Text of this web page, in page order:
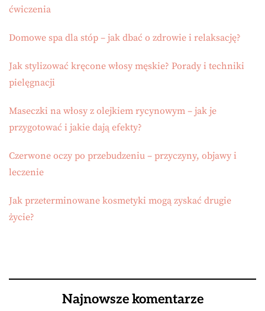
ćwiczenia
Domowe spa dla stóp – jak dbać o zdrowie i relaksację?
Jak stylizować kręcone włosy męskie? Porady i techniki
pielęgnacji
Maseczki na włosy z olejkiem rycynowym – jak je
przygotować i jakie dają efekty?
Czerwone oczy po przebudzeniu – przyczyny, objawy i
leczenie
Jak przeterminowane kosmetyki mogą zyskać drugie
życie?
Najnowsze komentarze